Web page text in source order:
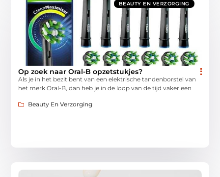
BEAUTY EN VERZORGING
Op zoek naar Oral-B opzetstukjes?
Als je in het bezit bent van een elektrische tandenborstel van
het merk Oral-B, dan heb je in de loop van de tijd vaker een
Beauty En Verzorging